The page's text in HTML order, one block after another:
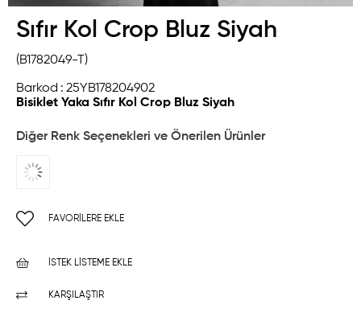
Sıfır Kol Crop Bluz Siyah
(B1782049-T)
Barkod : 25YB178204902
Bisiklet Yaka Sıfır Kol Crop Bluz Siyah
Diğer Renk Seçenekleri ve Önerilen Ürünler
FAVORILERE EKLE
İSTEK LISTEME EKLE
KARŞILAŞTIR